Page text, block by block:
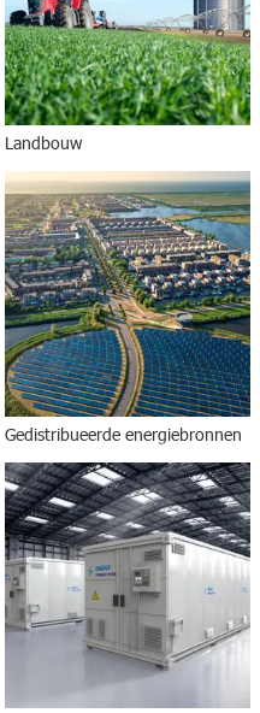
Landbouw
Gedistribueerde energiebronnen